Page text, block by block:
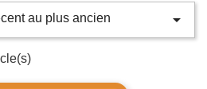
au plus ancien 